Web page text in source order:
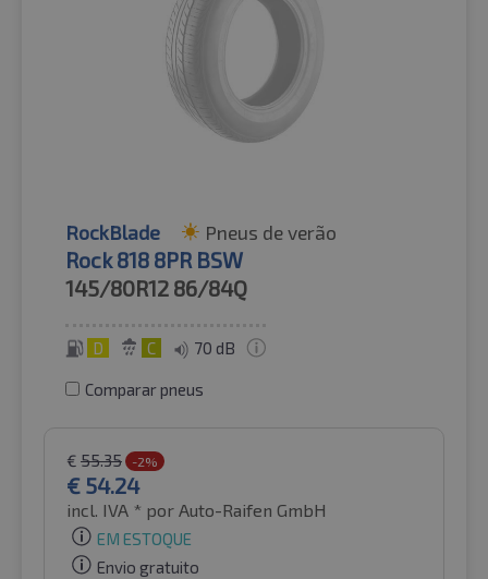
RockBlade Pneus de verão
Rock 818 8PR BSW
145/80R12 86/84Q
D C 70 dB
Comparar pneus
€ 55.35 -2%
€ 54.24
incl. IVA * por Auto-Raifen GmbH
EM ESTOQUE
Envio gratuito